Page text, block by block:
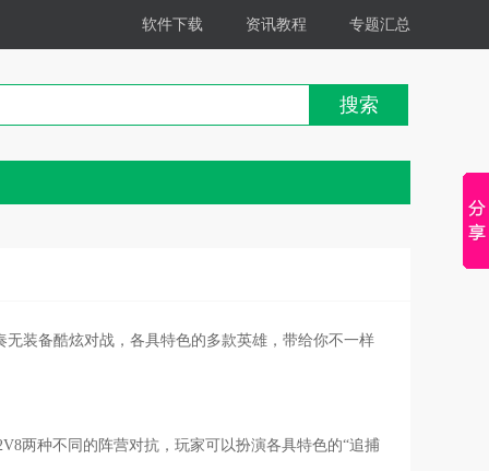
软件下载 资讯教程 专题汇总
搜索
装备酷炫对战，各具特色的多款英雄，带给你不一样
两种不同的阵营对抗，玩家可以扮演各具特色的“追捕